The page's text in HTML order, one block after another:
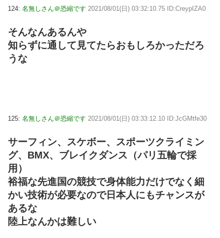
124: 名無しさん＠恐縮です 2021/08/01(日) 03:32:10.75 ID:CreypIZA0
そんなんあるんや
知らずに通して見てたらおもしろかっただろ
うな
125: 名無しさん＠恐縮です 2021/08/01(日) 03:33:12.10 ID:JcGMtfe30
サーフィン、スケボー、スポーツクライミン
グ、BMX、ブレイクダンス（パリ五輪で採
用）
裕福な先進国の競技で身体能力だけでなく細
かい技術が必要なので日本人にもチャンスが
あるな
陸上なんかは難しい